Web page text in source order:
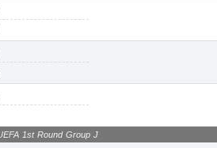
Round :: World Cup Qualification UEFA 1st Round Group J